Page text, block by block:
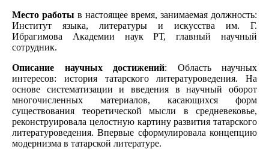
Место работы в настоящее время, занимаемая должность:
Институт языка, литературы и искусства им. Г.
Ибрагимова Академии наук РТ, главный научный
сотрудник.
Описание научных достижений: Область научных
интересов: история татарского литературоведения. На
основе систематизации и введения в научный оборот
многочисленных материалов, касающихся форм
существования теоретической мысли в средневековье,
реконструировала целостную картину развития татарского
литературоведения. Впервые сформулировала концепцию
модернизма в татарской литературе.